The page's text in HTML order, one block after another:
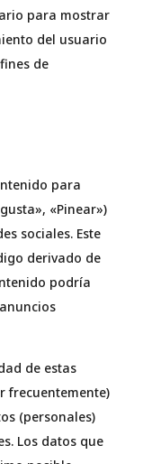
para mostrar
del usuario
de
para
«Pinear»)
sociales. Este
derivado de
podría
de estas
frecuentemente)
(personales)
Los datos que